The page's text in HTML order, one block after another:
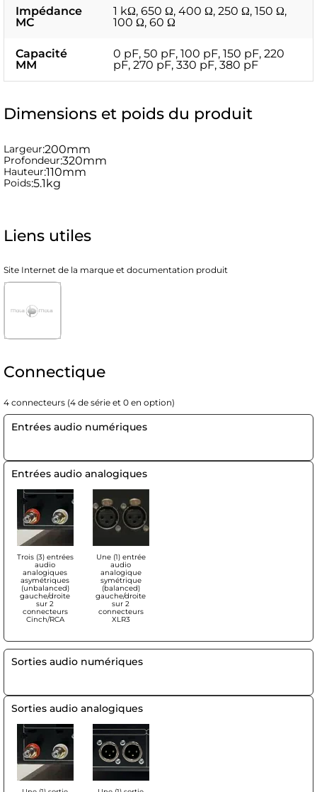
Impédance
MC
1 kΩ, 650 Ω, 400 Ω, 250 Ω, 150 Ω,
100 Ω, 60 Ω
Capacité
MM
0 pF, 50 pF, 100 pF, 150 pF, 220
pF, 270 pF, 330 pF, 380 pF
Dimensions et poids du produit
Largeur:200mm
Profondeur:320mm
Hauteur:110mm
Poids:5.1kg
Liens utiles
Site Internet de la marque et documentation produit
Connectique
4 connecteurs (4 de série et 0 en option)
Entrées audio numériques
Entrées audio analogiques
Trois (3) entrées
audio
analogiques
asymétriques
(unbalanced)
gauche/droite
sur 2
connecteurs
Cinch/RCA
Une (1) entrée
audio
analogique
symétrique
(balanced)
gauche/droite
sur 2
connecteurs
XLR3
Sorties audio numériques
Sorties audio analogiques